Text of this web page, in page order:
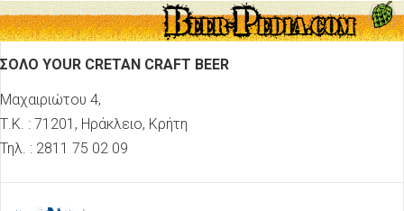
ΣΟΛΟ YOUR CRETAN CRAFT BEER
Μαχαιριώτου 4,
Τ.Κ. : 71201, Ηράκλειο, Κρήτη
Τηλ. : 2811 75 02 09